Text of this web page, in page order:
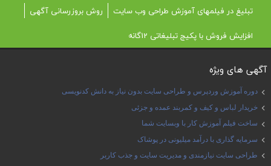
تبلیغ در فیلمهای آموزش طراحی وب سایت
روش بروزرسانی آگهی
افزایش فروش با پکیج تبلیغاتی 12گانه
آگهی های ویژه
دوره آموزش وردپرس و طراحی سایت بدون نیاز به دانش کدنویسی
خریدار لباس و کیف و کمربند عمده و جزئی
ساخت فیلم آموزش کار با وبسایت شما
سرمایه گذاری با درآمد میلیونی در پوشاک
طراحی سایت نیازمندی و مدیریت سایت و جذب کاربر